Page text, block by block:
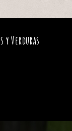
y Verduras